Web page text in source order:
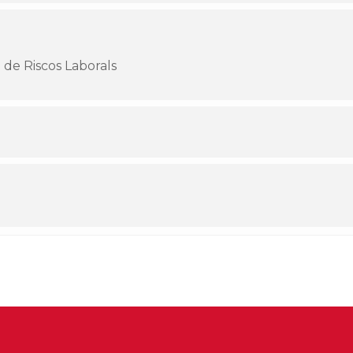
Riscos Laborals